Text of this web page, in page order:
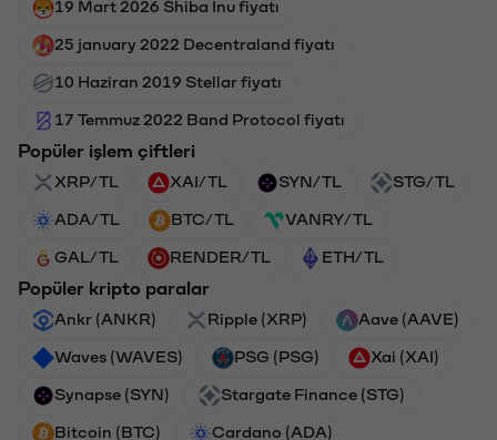
19 Mart 2026 Shiba Inu fiyatı
25 january 2022 Decentraland fiyatı
10 Haziran 2019 Stellar fiyatı
17 Temmuz 2022 Band Protocol fiyatı
Popüler işlem çiftleri
XRP/TL XAI/TL SYN/TL STG/TL
ADA/TL BTC/TL VANRY/TL
GAL/TL RENDER/TL ETH/TL
Popüler kripto paralar
Ankr (ANKR) Ripple (XRP) Aave (AAVE)
Waves (WAVES) PSG (PSG) Xai (XAI)
Synapse (SYN) Stargate Finance (STG)
Bitcoin (BTC) Cardano (ADA)